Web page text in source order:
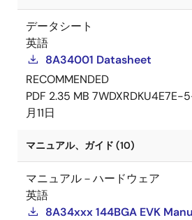
データシート
英語
8A34001 Datasheet
RECOMMENDED
PDF 2.35 MB
月11日
マニュアル、ガイド (10)
マニュアル－ハードウェア
英語
8A34xxx 144BGA EVK